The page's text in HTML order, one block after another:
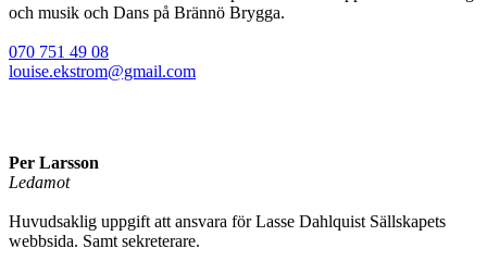
och musik och Dans på Brännö Brygga.
070 751 49 08
louise.ekstrom@gmail.com
Per Larsson
Ledamot
Huvudsaklig uppgift att ansvara för Lasse Dahlquist Sällskapets
webbsida. Samt sekreterare.